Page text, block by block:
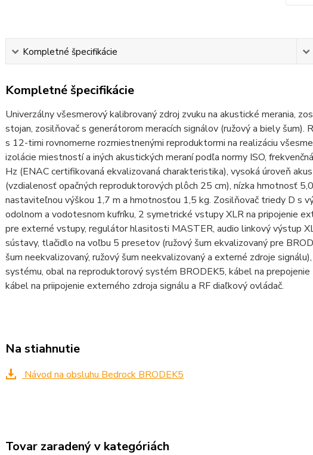
Kompletné špecifikácie
Kompletné špecifikácie
Univerzálny všesmerový kalibrovaný zdroj zvuku na akustické merania,
stojan, zosilňovač s generátorom meracích signálov (ružový a biely
s 12-timi rovnomerne rozmiestnenými reproduktormi na realizáciu
izolácie miestností a iných akustických meraní podľa normy ISO,
Hz (ENAC certifikovaná ekvalizovaná charakteristika), vysoká úroveň
(vzdialenosť opačných reproduktorových plôch 25 cm), nízka hmotnosť
nastaviteľnou výškou 1,7 m a hmotnosťou 1,5 kg. Zosilňovač triedy D s
odolnom a vodotesnom kufríku, 2 symetrické vstupy XLR na pripojenie
pre externé vstupy, regulátor hlasitosti MASTER, audio linkový výstup
sústavy, tlačidlo na voľbu 5 presetov (ružový šum ekvalizovaný pre
šum neekvalizovaný, ružový šum neekvalizovaný a externé zdroje
systému, obal na reproduktorový systém BRODEK5, kábel na
kábel na priipojenie externého zdroja signálu a RF diaľkový ovládač.
Na stiahnutie
Návod na obsluhu Bedrock BRODEK5
Tovar zaradený v kategóriách